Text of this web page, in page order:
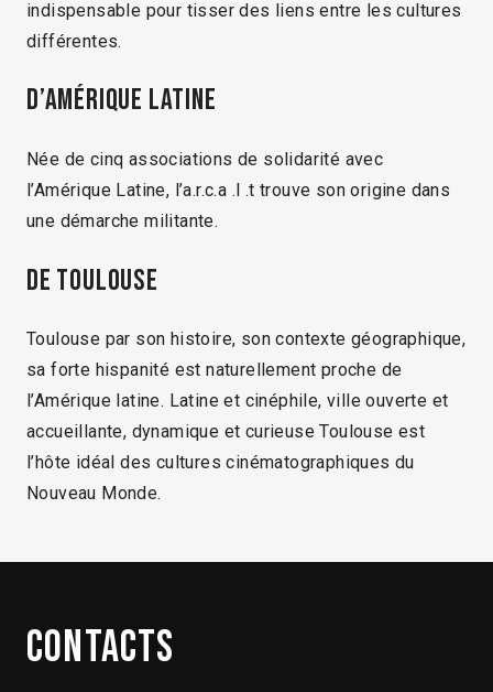
indispensable pour tisser des liens entre les cultures
différentes.
D’Amérique Latine
Née de cinq associations de solidarité avec
l’Amérique Latine, l’a.r.c.a .l .t trouve son origine dans
une démarche militante.
De Toulouse
Toulouse par son histoire, son contexte géographique,
sa forte hispanité est naturellement proche de
l’Amérique latine. Latine et cinéphile, ville ouverte et
accueillante, dynamique et curieuse Toulouse est
l’hôte idéal des cultures cinématographiques du
Nouveau Monde.
Contacts